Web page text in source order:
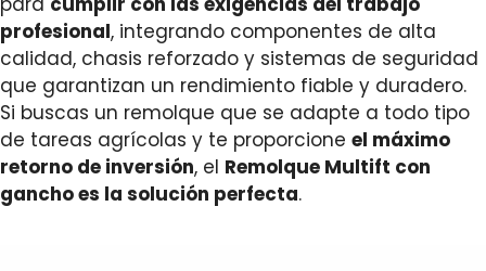
profesional, integrando componentes de alta
calidad, chasis reforzado y sistemas de seguridad
que garantizan un rendimiento fiable y duradero.
Si buscas un remolque que se adapte a todo tipo
de tareas agrícolas y te proporcione el máximo
retorno de inversión, el Remolque Multift con
gancho es la solución perfecta.